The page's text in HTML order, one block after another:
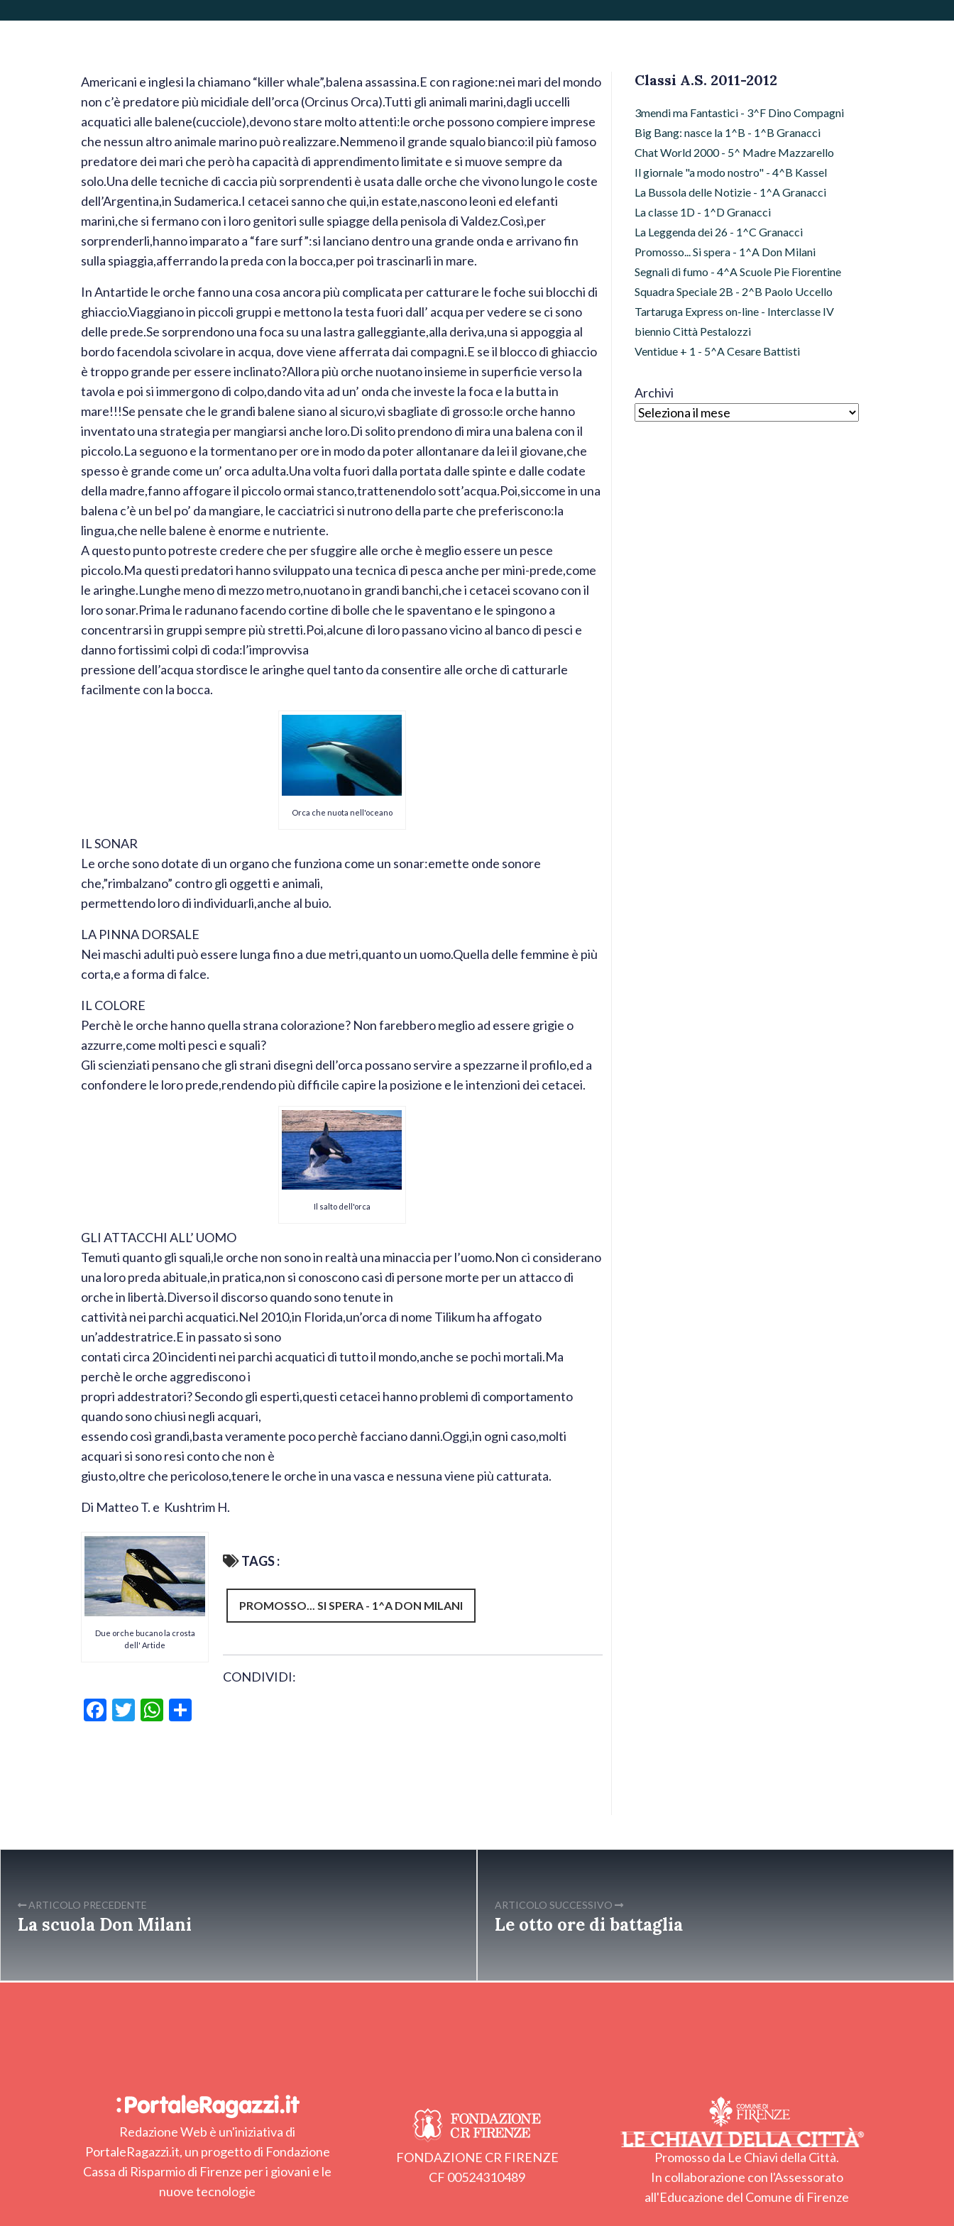
Americani e inglesi la chiamano “killer whale”,balena assassina.E con ragione:nei mari del mondo
non c’è predatore più micidiale dell’orca (Orcinus Orca).Tutti gli animali marini,dagli uccelli
acquatici alle balene(cucciole),devono stare molto attenti:le orche possono compiere imprese
che nessun altro animale marino può realizzare.Nemmeno il grande squalo bianco:il più famoso
predatore dei mari che però ha capacità di apprendimento limitate e si muove sempre da
solo.Una delle tecniche di caccia più sorprendenti è usata dalle orche che vivono lungo le coste
dell’Argentina,in Sudamerica.I cetacei sanno che qui,in estate,nascono leoni ed elefanti
marini,che si fermano con i loro genitori sulle spiagge della penisola di Valdez.Così,per
sorprenderli,hanno imparato a “fare surf”:si lanciano dentro una grande onda e arrivano fin
sulla spiaggia,afferrando la preda con la bocca,per poi trascinarli in mare.
In Antartide le orche fanno una cosa ancora più complicata per catturare le foche sui blocchi di
ghiaccio.Viaggiano in piccoli gruppi e mettono la testa fuori dall’ acqua per vedere se ci sono
delle prede.Se sorprendono una foca su una lastra galleggiante,alla deriva,una si appoggia al
bordo facendola scivolare in acqua, dove viene afferrata dai compagni.E se il blocco di ghiaccio
è troppo grande per essere inclinato?Allora più orche nuotano insieme in superficie verso la
tavola e poi si immergono di colpo,dando vita ad un’ onda che investe la foca e la butta in
mare!!!Se pensate che le grandi balene siano al sicuro,vi sbagliate di grosso:le orche hanno
inventato una strategia per mangiarsi anche loro.Di solito prendono di mira una balena con il
piccolo.La seguono e la tormentano per ore in modo da poter allontanare da lei il giovane,che
spesso è grande come un’ orca adulta.Una volta fuori dalla portata dalle spinte e dalle codate
della madre,fanno affogare il piccolo ormai stanco,trattenendolo sott’acqua.Poi,siccome in una
balena c’è un bel po’ da mangiare, le cacciatrici si nutrono della parte che preferiscono:la
lingua,che nelle balene è enorme e nutriente.
A questo punto potreste credere che per sfuggire alle orche è meglio essere un pesce
piccolo.Ma questi predatori hanno sviluppato una tecnica di pesca anche per mini-prede,come
le aringhe.Lunghe meno di mezzo metro,nuotano in grandi banchi,che i cetacei scovano con il
loro sonar.Prima le radunano facendo cortine di bolle che le spaventano e le spingono a
concentrarsi in gruppi sempre più stretti.Poi,alcune di loro passano vicino al banco di pesci e
danno fortissimi colpi di coda:l’improvvisa
pressione dell’acqua stordisce le aringhe quel tanto da consentire alle orche di catturarle
facilmente con la bocca.
Orca che nuota nell'oceano
IL SONAR
Le orche sono dotate di un organo che funziona come un sonar:emette onde sonore
che,”rimbalzano” contro gli oggetti e animali,
permettendo loro di individuarli,anche al buio.
LA PINNA DORSALE
Nei maschi adulti può essere lunga fino a due metri,quanto un uomo.Quella delle femmine è più
corta,e a forma di falce.
IL COLORE
Perchè le orche hanno quella strana colorazione? Non farebbero meglio ad essere grigie o
azzurre,come molti pesci e squali?
Gli scienziati pensano che gli strani disegni dell’orca possano servire a spezzarne il profilo,ed a
confondere le loro prede,rendendo più difficile capire la posizione e le intenzioni dei cetacei.
Il salto dell'orca
GLI ATTACCHI ALL’ UOMO
Temuti quanto gli squali,le orche non sono in realtà una minaccia per l’uomo.Non ci considerano
una loro preda abituale,in pratica,non si conoscono casi di persone morte per un attacco di
orche in libertà.Diverso il discorso quando sono tenute in
cattività nei parchi acquatici.Nel 2010,in Florida,un’orca di nome Tilikum ha affogato
un’addestratrice.E in passato si sono
contati circa 20 incidenti nei parchi acquatici di tutto il mondo,anche se pochi mortali.Ma
perchè le orche aggrediscono i
propri addestratori? Secondo gli esperti,questi cetacei hanno problemi di comportamento
quando sono chiusi negli acquari,
essendo così grandi,basta veramente poco perchè facciano danni.Oggi,in ogni caso,molti
acquari si sono resi conto che non è
giusto,oltre che pericoloso,tenere le orche in una vasca e nessuna viene più catturata.
Di Matteo T. e Kushtrim H.
Due orche bucano la crosta
dell' Artide
TAGS :
PROMOSSO... SI SPERA - 1^A DON MILANI
CONDIVIDI:
Facebook
TwitterWhatsApp
Classi A.S. 2011-2012
3mendi ma Fantastici - 3^F Dino Compagni
Big Bang: nasce la 1^B - 1^B Granacci
Chat World 2000 - 5^ Madre Mazzarello
Il giornale "a modo nostro" - 4^B Kassel
La Bussola delle Notizie - 1^A Granacci
La classe 1D - 1^D Granacci
La Leggenda dei 26 - 1^C Granacci
Promosso... Si spera - 1^A Don Milani
Segnali di fumo - 4^A Scuole Pie Fiorentine
Squadra Speciale 2B - 2^B Paolo Uccello
Tartaruga Express on-line - Interclasse IV
biennio Città Pestalozzi
Ventidue + 1 - 5^A Cesare Battisti
Archivi
ARTICOLO PRECEDENTE
La scuola Don Milani
ARTICOLO SUCCESSIVO
Le otto ore di battaglia
Redazione Web è un'iniziativa di
PortaleRagazzi.it, un progetto di Fondazione
Cassa di Risparmio di Firenze per i giovani e le
nuove tecnologie
FONDAZIONE CR FIRENZE
CF 00524310489
Promosso da Le Chiavi della Città.
In collaborazione con l'Assessorato
all'Educazione del Comune di Firenze